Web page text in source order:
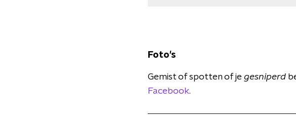
Foto's
Gemist of spotten of je gesniperd
Facebook.